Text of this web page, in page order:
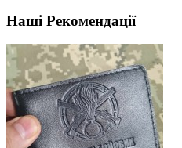
Наші Рекомендації